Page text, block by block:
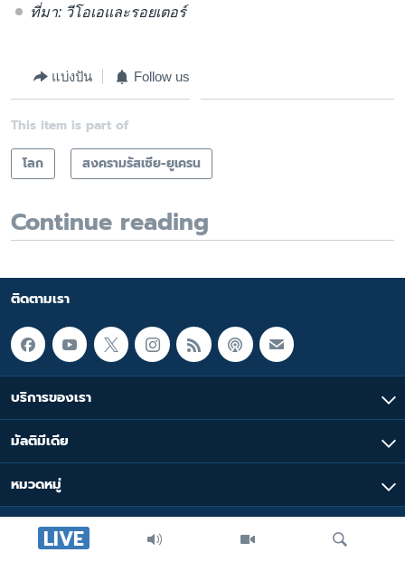
LIVE
ที่มา: วีโอเอและรอยเตอร์
แบ่งปัน Follow us
This item is part of
โลก
สงครามรัสเซีย-ยูเครน
Continue reading
ติดตามเรา
บริการของเรา
มัลติมีเดีย
หมวดหมู่